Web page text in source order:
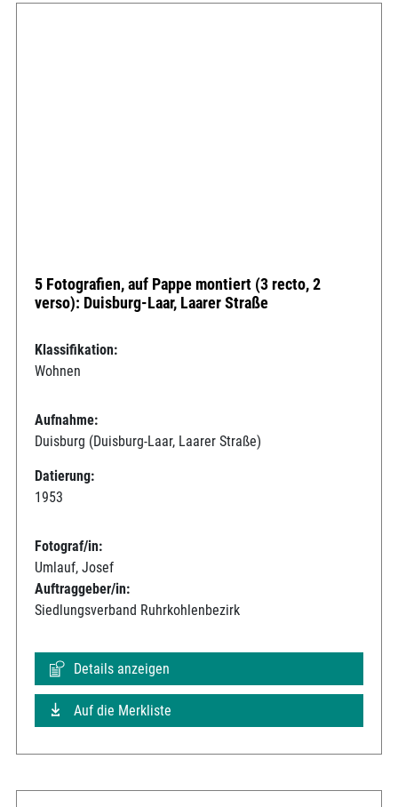
5 Fotografien, auf Pappe montiert (3 recto, 2
verso): Duisburg-Laar, Laarer Straße
Klassifikation:
Wohnen
Aufnahme:
Duisburg (Duisburg-Laar, Laarer Straße)
Datierung:
1953
Fotograf/in:
Umlauf, Josef
Auftraggeber/in:
Siedlungsverband Ruhrkohlenbezirk
Details anzeigen
Auf die Merkliste